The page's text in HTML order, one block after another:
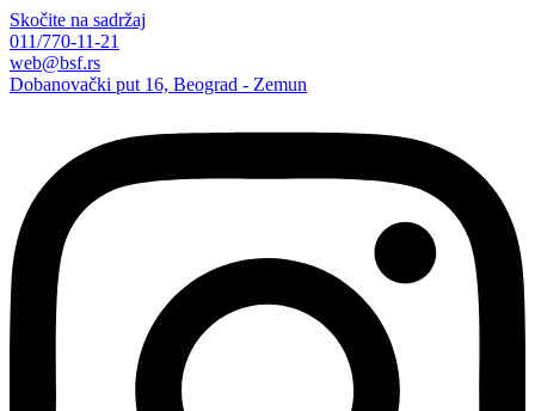
Skočite na sadržaj
011/770-11-21
web@bsf.rs
Dobanovački put 16, Beograd - Zemun